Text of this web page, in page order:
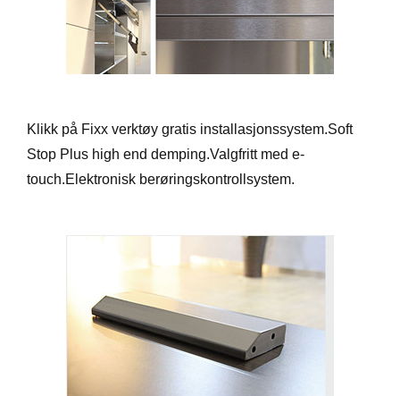
Klikk på Fixx verktøy gratis installasjonssystem.Soft
Stop Plus high end demping.Valgfritt med e-
touch.Elektronisk berøringskontrollsystem.